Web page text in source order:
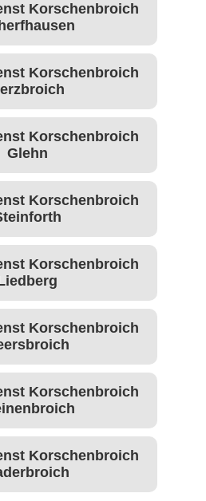
Korschenbroich
Korschenbroich
Korschenbroich
Glehn
Korschenbroich
Korschenbroich
Korschenbroich
Korschenbroich
Korschenbroich